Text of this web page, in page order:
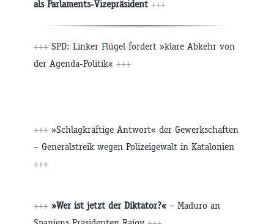
als Parlaments-Vizepräsident +++
+++ SPD: Linker Flügel fordert »klare Abkehr von
der Agenda-Politik« +++
+++ »Schlagkräftige Antwort« der Gewerkschaften
– Generalstreik wegen Polizeigewalt in Katalonien
+++
+++ »Wer ist jetzt der Diktator?« – Maduro an